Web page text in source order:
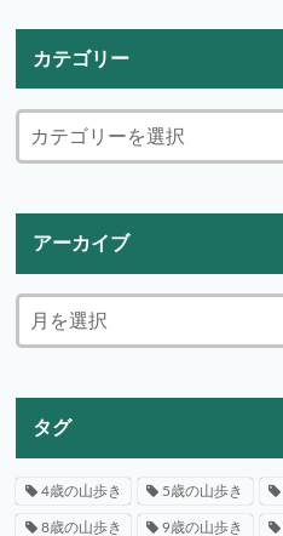
カテゴリー
アーカイブ
タグ
4歳の山歩き 5歳の山歩き
8歳の山歩き 9歳の山歩き